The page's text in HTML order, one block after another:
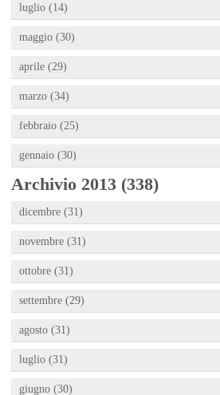
luglio (14)
maggio (30)
aprile (29)
marzo (34)
febbraio (25)
gennaio (30)
Archivio 2013 (338)
dicembre (31)
novembre (31)
ottobre (31)
settembre (29)
agosto (31)
luglio (31)
giugno (30)